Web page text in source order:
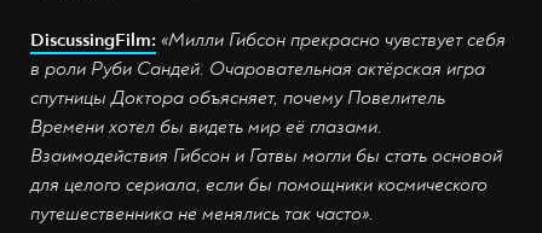
DiscussingFilm: «Милли Гибсон прекрасно чувствует себя
в роли Руби Сандей. Очаровательная актёрская игра
спутницы Доктора объясняет, почему Повелитель
Времени хотел бы видеть мир её глазами.
Взаимодействия Гибсон и Гатвы могли бы стать основой
для целого сериала, если бы помощники космического
путешественника не менялись так часто».